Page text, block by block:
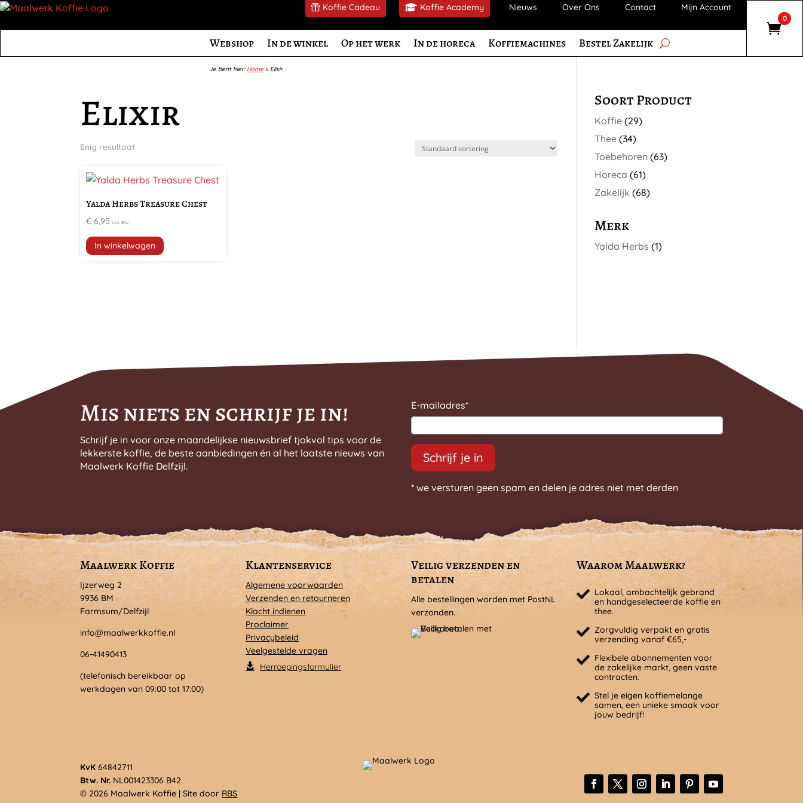
Koffie Cadeau Koffie Academy Nieuws Over Ons Contact Mijn Account
0
Webshop In de winkel Op het werk In de horeca Koffiemachines Bestel Zakelijk
Je bent hier: Home » Elixir
Elixir
Enig resultaat
Yalda Herbs Treasure Chest
€ 6,95 incl. Btw
In winkelwagen
Soort Product
Koffie (29)
Thee (34)
Toebehoren (63)
Horeca (61)
Zakelijk (68)
Merk
Yalda Herbs (1)
Mis niets en schrijf je in!
Schrijf je in voor onze maandelijkse nieuwsbrief tjokvol tips voor de
lekkerste koffie, de beste aanbiedingen én al het laatste nieuws van
Maalwerk Koffie Delfzijl.
E-mailadres*
Schrijf je in
* we versturen geen spam en delen je adres niet met derden
Maalwerk Koffie
Ijzerweg 2
9936 BM
Farmsum/Delfzijl
info@maalwerkkoffie.nl
06-41490413
(telefonisch bereikbaar op
werkdagen van 09:00 tot 17:00)
Klantenservice
Algemene voorwaarden
Verzenden en retourneren
Klacht indienen
Proclaimer
Privacybeleid
Veelgestelde vragen
Herroepingsformulier
Veilig verzenden en
betalen
Alle bestellingen worden met PostNL
verzonden.
Waarom Maalwerk?
Lokaal, ambachtelijk gebrand
en handgeselecteerde koffie en
thee.
Zorgvuldig verpakt en gratis
verzending vanaf €65,-
Flexibele abonnementen voor
de zakelijke markt, geen vaste
contracten.
Stel je eigen koffiemelange
samen, een unieke smaak voor
jouw bedrijf!
KvK 64842711
Btw. Nr. NL001423306 B42
© 2026 Maalwerk Koffie | Site door RBS